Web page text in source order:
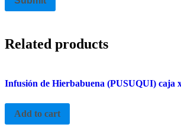
Related products
Infusión de Hierbabuena (PUSUQUI) caja
Add to cart